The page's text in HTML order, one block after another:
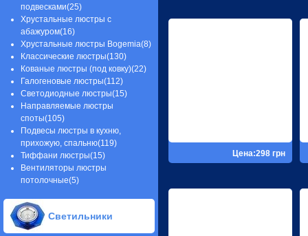
Цена:298 грн
подвесками(25)
Хрустальные люстры с
абажуром(16)
Хрустальные люстры Bogemia(8)
Классические люстры(130)
Кованые люстры (под ковку)(22)
Галогеновые люстры(112)
Светодиодные люстры(15)
Направляемые люстры
споты(105)
Подвесы люстры в кухню,
прихожую, спальню(119)
Тиффани люстры(15)
Вентиляторы люстры
потолочные(5)
Светильники